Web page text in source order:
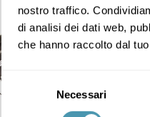
nostro traffico.
di analisi dei dati web,
che hanno raccolto dal
Selezione
del
Necessari